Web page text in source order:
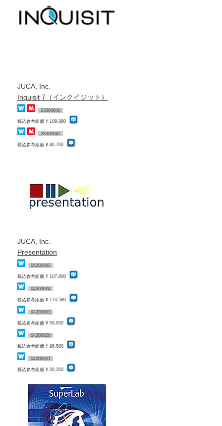
JUCA, Inc.
Inquisit 7（インクイジット）
23300040
税込参考組価 ¥ 109,890
23300041
税込参考組価 ¥ 40,700
JUCA, Inc.
Presentation
04200002
税込参考組価 ¥ 107,800
04200024
税込参考組価 ¥ 173,580
04200003
税込参考組価 ¥ 59,950
04200020
税込参考組価 ¥ 96,580
04200001
税込参考組価 ¥ 20,350